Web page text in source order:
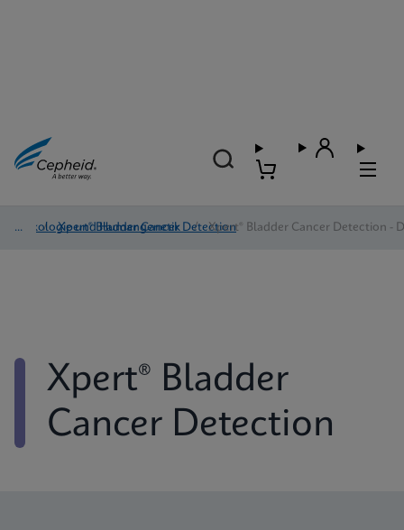
Onkologie und Humangenetik
/ Xpert® Bladder Cancer Detection
/ Xpert® Bladder Cancer Detection -
Xpert® Bladder
Cancer Detection